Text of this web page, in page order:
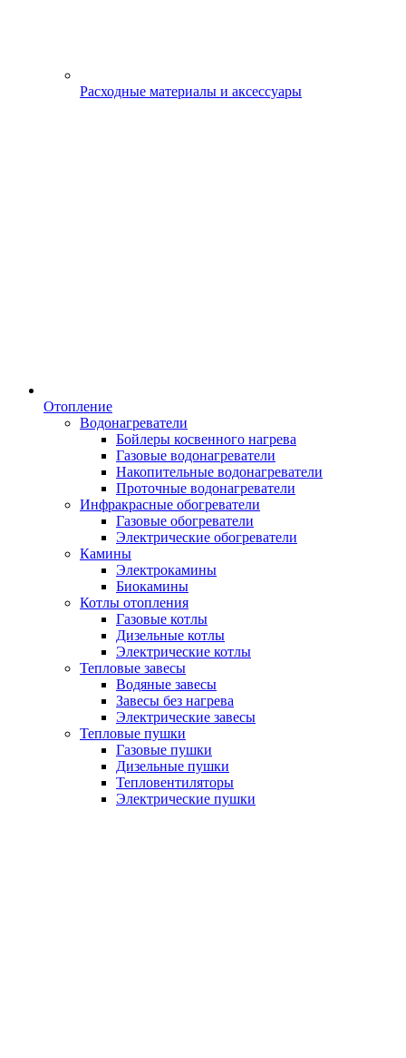
Расходные материалы и аксессуары
Отопление
Водонагреватели
Бойлеры косвенного нагрева
Газовые водонагреватели
Накопительные водонагреватели
Проточные водонагреватели
Инфракрасные обогреватели
Газовые обогреватели
Электрические обогреватели
Камины
Электрокамины
Биокамины
Котлы отопления
Газовые котлы
Дизельные котлы
Электрические котлы
Тепловые завесы
Водяные завесы
Завесы без нагрева
Электрические завесы
Тепловые пушки
Газовые пушки
Дизельные пушки
Тепловентиляторы
Электрические пушки